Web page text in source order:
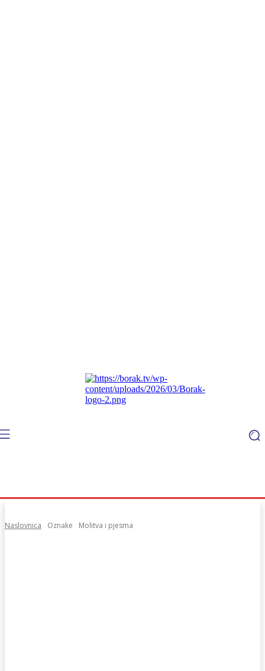
Naslovnica Oznake Molitva i pjesma